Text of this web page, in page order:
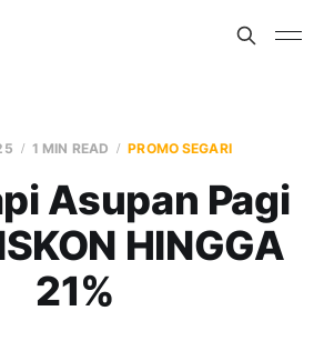
1 MIN READ PROMO SEGARI
Asupan Pagi
HINGGA
21%